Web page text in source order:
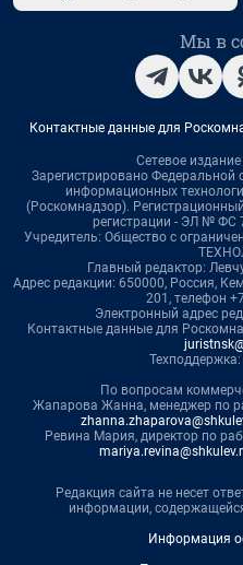
Мы в
Контактные данные для
Сетевое издание
Зарегистрировано Федеральной
информационных
(Роскомнадзор).
регистрации - ЭЛ № ФС
Учредитель: Общество с
Главный редактор:
Адрес редакции: 650000, Россия,
201, телефон
Электронный адрес
Контактные данные для
Техподдержка:
По вопросам
Жапарова Жанна, менеджер по
Ревина Мария, директор по
Редакция сайта не несет
информации,
Информация